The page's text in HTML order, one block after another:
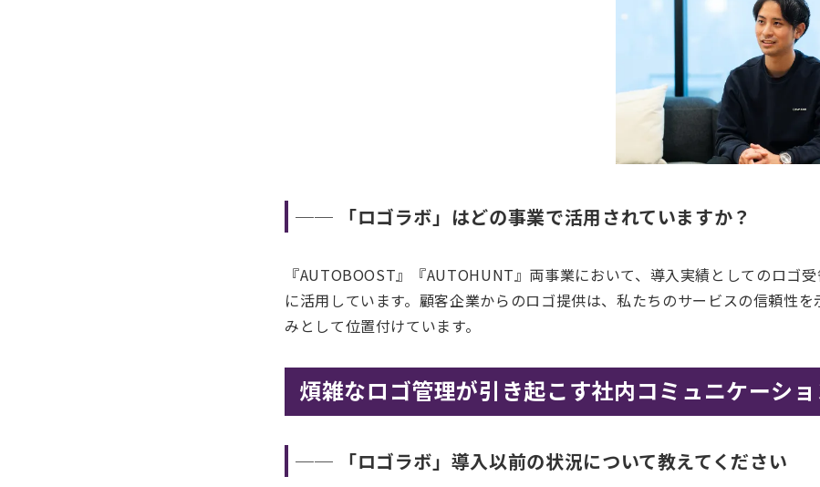
── 「ロゴラボ」はどの事業で活用されていますか？
『AUTOBOOST』『AUTOHUNT』両事業において、導入実績としてのロゴ
に活用しています。顧客企業からのロゴ提供は、私たちのサービスの信頼性
みとして位置付けています。
煩雑なロゴ管理が引き起こす社内コミュニケーシ
── 「ロゴラボ」導入以前の状況について教えてください